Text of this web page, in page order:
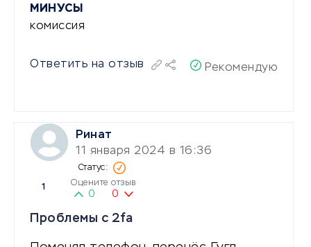
МИНУСЫ
комиссия
Ответить на отзыв Рекомендую
Ринат
11 января 2024 в 16:36
1 Оцените отзыв
0 0
Проблемы с 2fa